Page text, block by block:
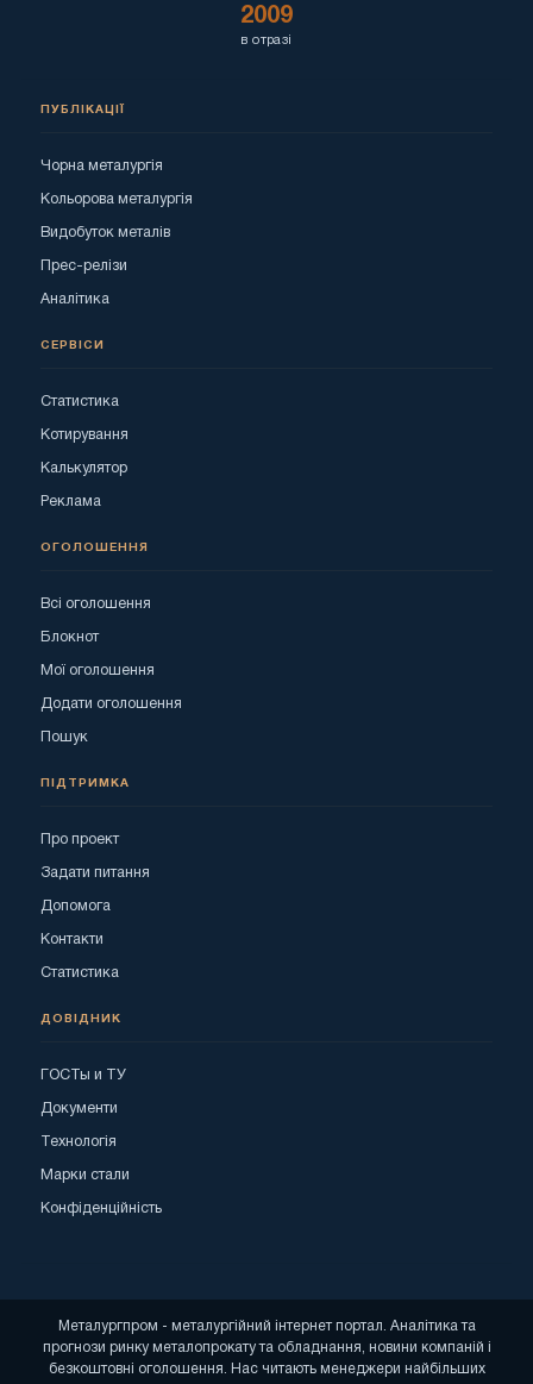
2009
в отразі
ПУБЛІКАЦІЇ
Чорна металургія
Кольорова металургія
Видобуток металів
Прес-релізи
Аналітика
СЕРВІСИ
Статистика
Котирування
Калькулятор
Реклама
ОГОЛОШЕННЯ
Всі оголошення
Блокнот
Мої оголошення
Додати оголошення
Пошук
ПІДТРИМКА
Про проект
Задати питання
Допомога
Контакти
Статистика
ДОВІДНИК
ГОСТы и ТУ
Документи
Технологія
Марки стали
Конфіденційність
Металургпром - металургійний інтернет портал. Аналітика та
прогнози ринку металопрокату та обладнання, новини компаній і
безкоштовні оголошення. Нас читають менеджери найбільших